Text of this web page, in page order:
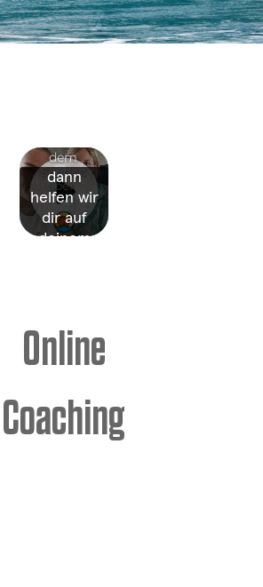
Online
Coaching